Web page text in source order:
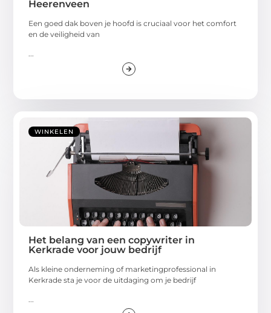
Heerenveen
Een goed dak boven je hoofd is cruciaal voor het comfort
en de veiligheid van
WINKELEN
Het belang van een copywriter in
Kerkrade voor jouw bedrijf
Als kleine onderneming of marketingprofessional in
Kerkrade sta je voor de uitdaging om je bedrijf
...